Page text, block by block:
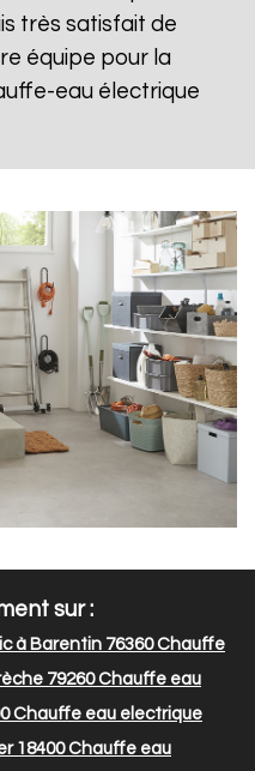
très satisfait de
équipe pour la
eau électrique
sur :
à Barentin 76360Chauffe
79260Chauffe eau
Chauffe eau electrique
18400Chauffe eau